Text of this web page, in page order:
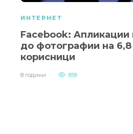
ИНТЕРНЕТ
Facebook: Aпликации
до фотографии на
корисници
8 години 818